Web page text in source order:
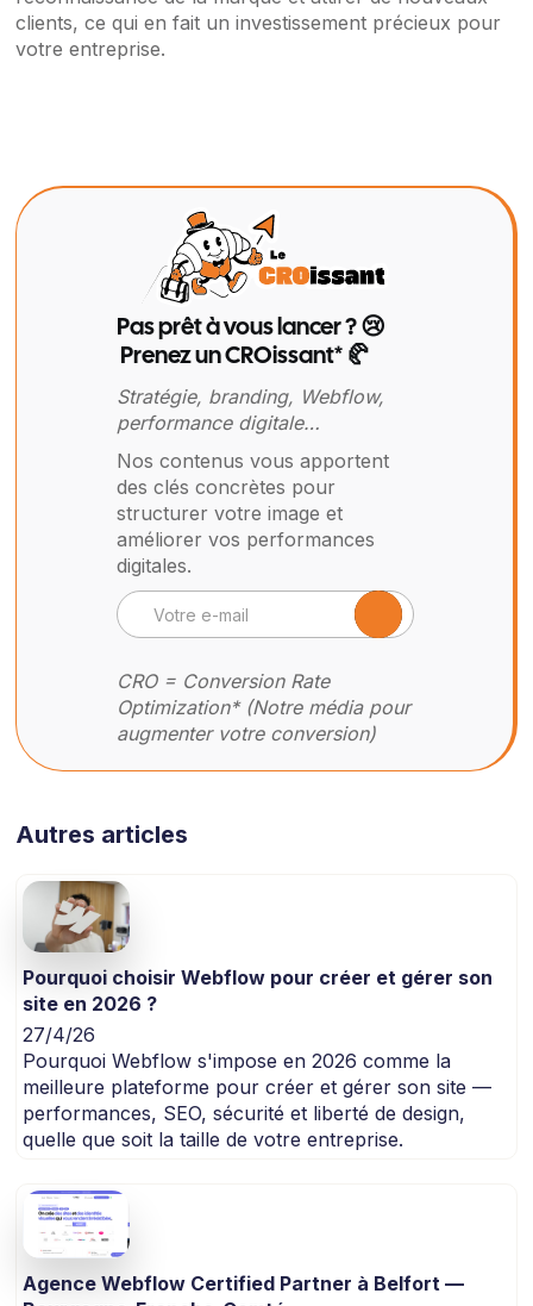
clients, ce qui en fait un investissement précieux pour
votre entreprise.
Pas prêt à vous lancer ? 😢
Prenez un CROissant* 🥐
Stratégie, branding, Webflow,
performance digitale…
Nos contenus vous apportent
des clés concrètes pour
structurer votre image et
améliorer vos performances
digitales.
CRO = Conversion Rate
Optimization* (Notre média pour
augmenter votre conversion)
Autres articles
Pourquoi choisir Webflow pour créer et gérer son
site en 2026 ?
27/4/26
Pourquoi Webflow s'impose en 2026 comme la
meilleure plateforme pour créer et gérer son site —
performances, SEO, sécurité et liberté de design,
quelle que soit la taille de votre entreprise.
Agence Webflow Certified Partner à Belfort —